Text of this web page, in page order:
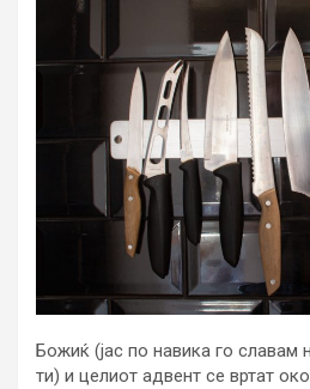
Божиќ (јас по навика го славам
ти) и целиот адвент се вртат